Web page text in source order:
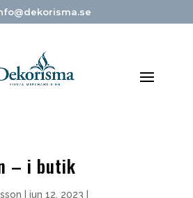
– i butik
jun 12, 2023